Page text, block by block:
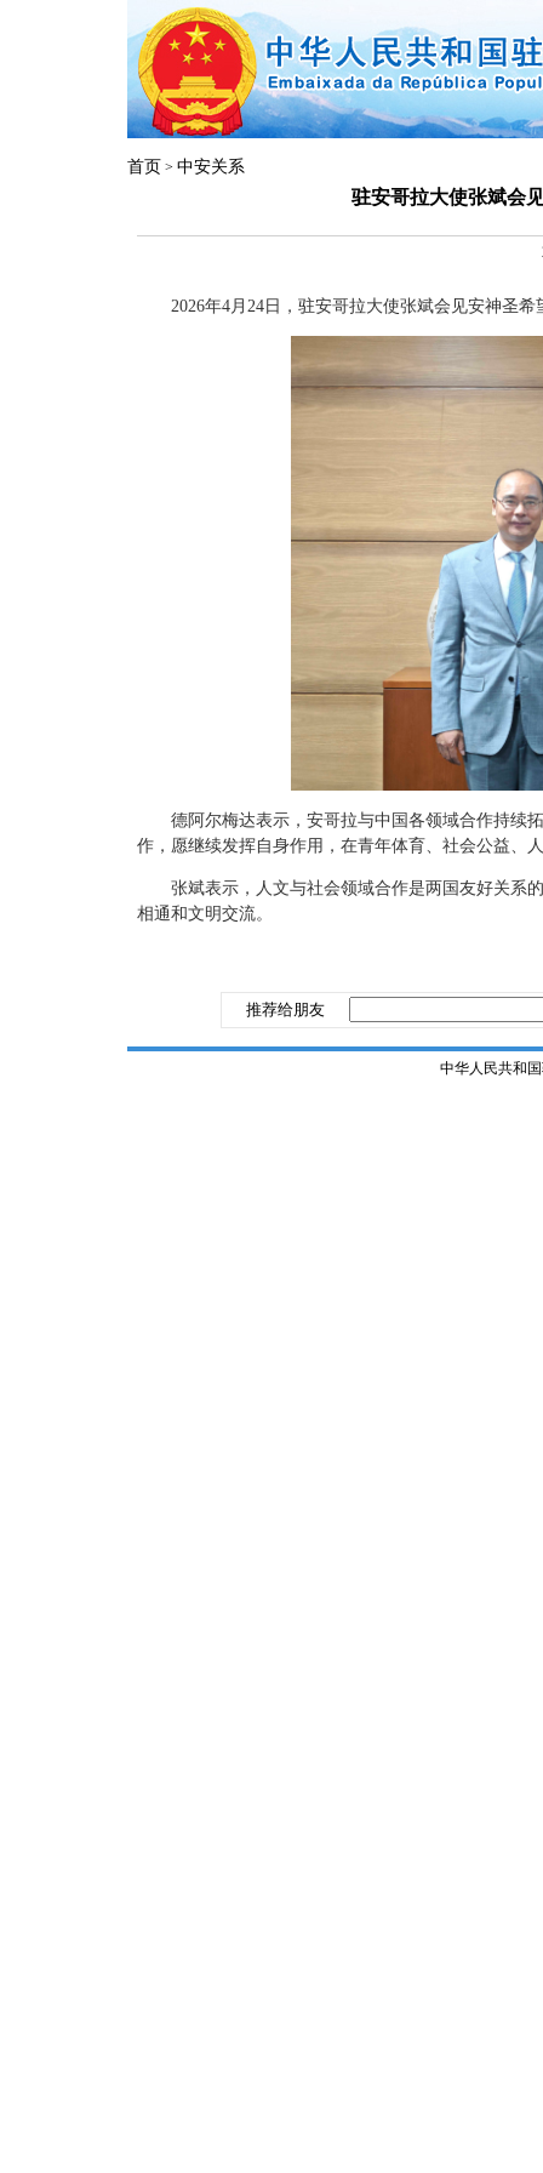
首页 > 中安关系
驻安哥拉大使张斌会
2026年4月24日，驻安哥拉大使张斌会见安神圣
德阿尔梅达表示，安哥拉与中国各领域合作持续
作，愿继续发挥自身作用，在青年体育、社会公益、
张斌表示，人文与社会领域合作是两国友好关系
相通和文明交流。
推荐给朋友
中华人民共和